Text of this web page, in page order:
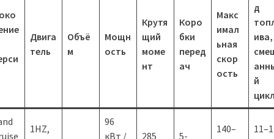
Двига
тель
Объё
м
Мощн
ость
Крутя
щий
моме
нт
Коро
бки
перед
ач
Макс
имал
ьная
скор
ость
д
ива,
й
цикл
1HZ,
96
кВт /
285 5-
140–